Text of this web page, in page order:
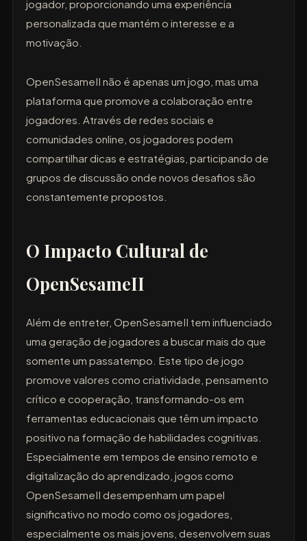
jogador, proporcionando uma experiência
personalizada que mantém o interesse e a
motivação.
OpenSesameII não é apenas um jogo, mas uma
plataforma que promove a colaboração entre
jogadores. Através de redes sociais e
comunidades online, os jogadores podem
compartilhar dicas e estratégias, participando de
grupos de discussão onde novos desafios são
constantemente propostos.
O Impacto Cultural de
OpenSesameII
Além de entreter, OpenSesameII tem influenciado
uma geração de jogadores a buscar mais do que
somente um passatempo. Este tipo de jogo
promove valores como criatividade, pensamento
crítico e cooperação, transformando-os em
ferramentas educacionais que têm um impacto
positivo na formação de habilidades cognitivas.
Especialmente em tempos de ensino remoto e
digitalização do aprendizado, jogos como
OpenSesameII desempenham um papel
significativo no modo como os jogadores,
especialmente os mais jovens, desenvolvem suas